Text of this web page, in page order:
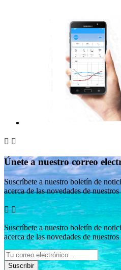
 
Únete a nuestro correo
Suscríbete a nuestro boletín de
acerca de las novedades de
 
Suscríbete a nuestro boletín de
acerca de las novedades de
Suscribir